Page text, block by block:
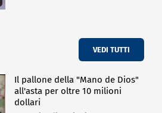
VEDI TUTTI
Il pallone della "Mano de Dios"
all'asta per oltre 10 milioni
dollari